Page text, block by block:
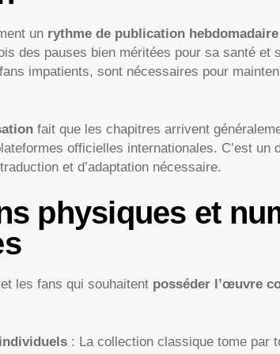
un rythme de publication hebdomadaire
des pauses bien méritées pour sa santé et
impatients, sont nécessaires pour
fait que les chapitres arrivent
officielles internationales. C’est un
et d’adaptation nécessaire.
physiques et
les fans qui souhaitent posséder l’œuvre
: La collection classique tome par